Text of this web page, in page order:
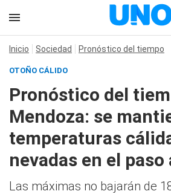
Inicio Sociedad Pronóstico del tiempo
OTOÑO CÁLIDO
Pronóstico del
Mendoza: se
temperaturas
nevadas en el paso
Las máximas no bajarán de